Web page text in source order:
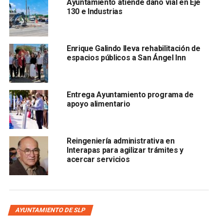
próximas semanas.
El Jefe del Gobierno de la Capital señaló que esa
Delegación, con asentamientos industriales importantes,
debería estar muy desarrollada, por lo que enfatizó que,
con unidad entre la población y el
y con el trabajo de la Delegada Daniela Cid González,
“vamos a revertir la condición de La Pila”.
de Vigilancia del Comisariado Ejidal de La Pila
Ayuntamiento atiende daño vial en Eje
130 e Industrias
Enrique Galindo lleva rehabilitación de
espacios públicos a San Ángel Inn
Entrega Ayuntamiento programa de
apoyo alimentario
Reingeniería administrativa en
Interapas para agilizar trámites y
acercar servicios
AYUNTAMIENTO DE SLP